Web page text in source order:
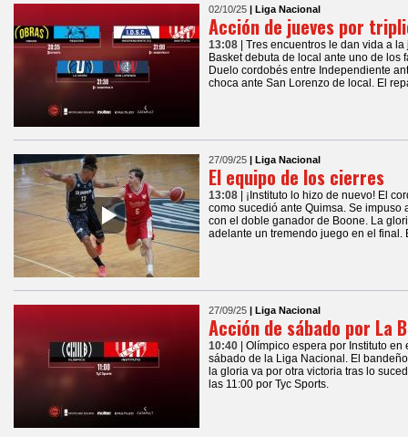
02/10/25 | Liga Nacional
Acción de jueves por
13:08
| Tres encuentros le dan vida a
Basket debuta de local ante uno de los
Duelo cordobés entre Independiente
choca ante San Lorenzo de local. El
27/09/25 | Liga Nacional
El equipo de los cierres
13:08
| ¡Instituto lo hizo de nuevo! El
como sucedió ante Quimsa. Se impuso
con el doble ganador de Boone. La
adelante un tremendo juego en el final.
27/09/25 | Liga Nacional
Acción de sábado por La
10:40
| Olímpico espera por Instituto
sábado de la Liga Nacional. El
la gloria va por otra victoria tras lo
las 11:00 por Tyc Sports.